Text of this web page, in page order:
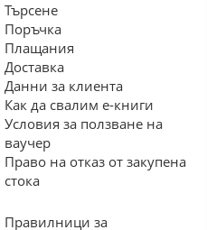
Търсене
Поръчка
Плащания
Доставка
Данни за клиента
Как да свалим е-книги
Условия за ползване на
ваучер
Право на отказ от закупена
стока
Правилници за